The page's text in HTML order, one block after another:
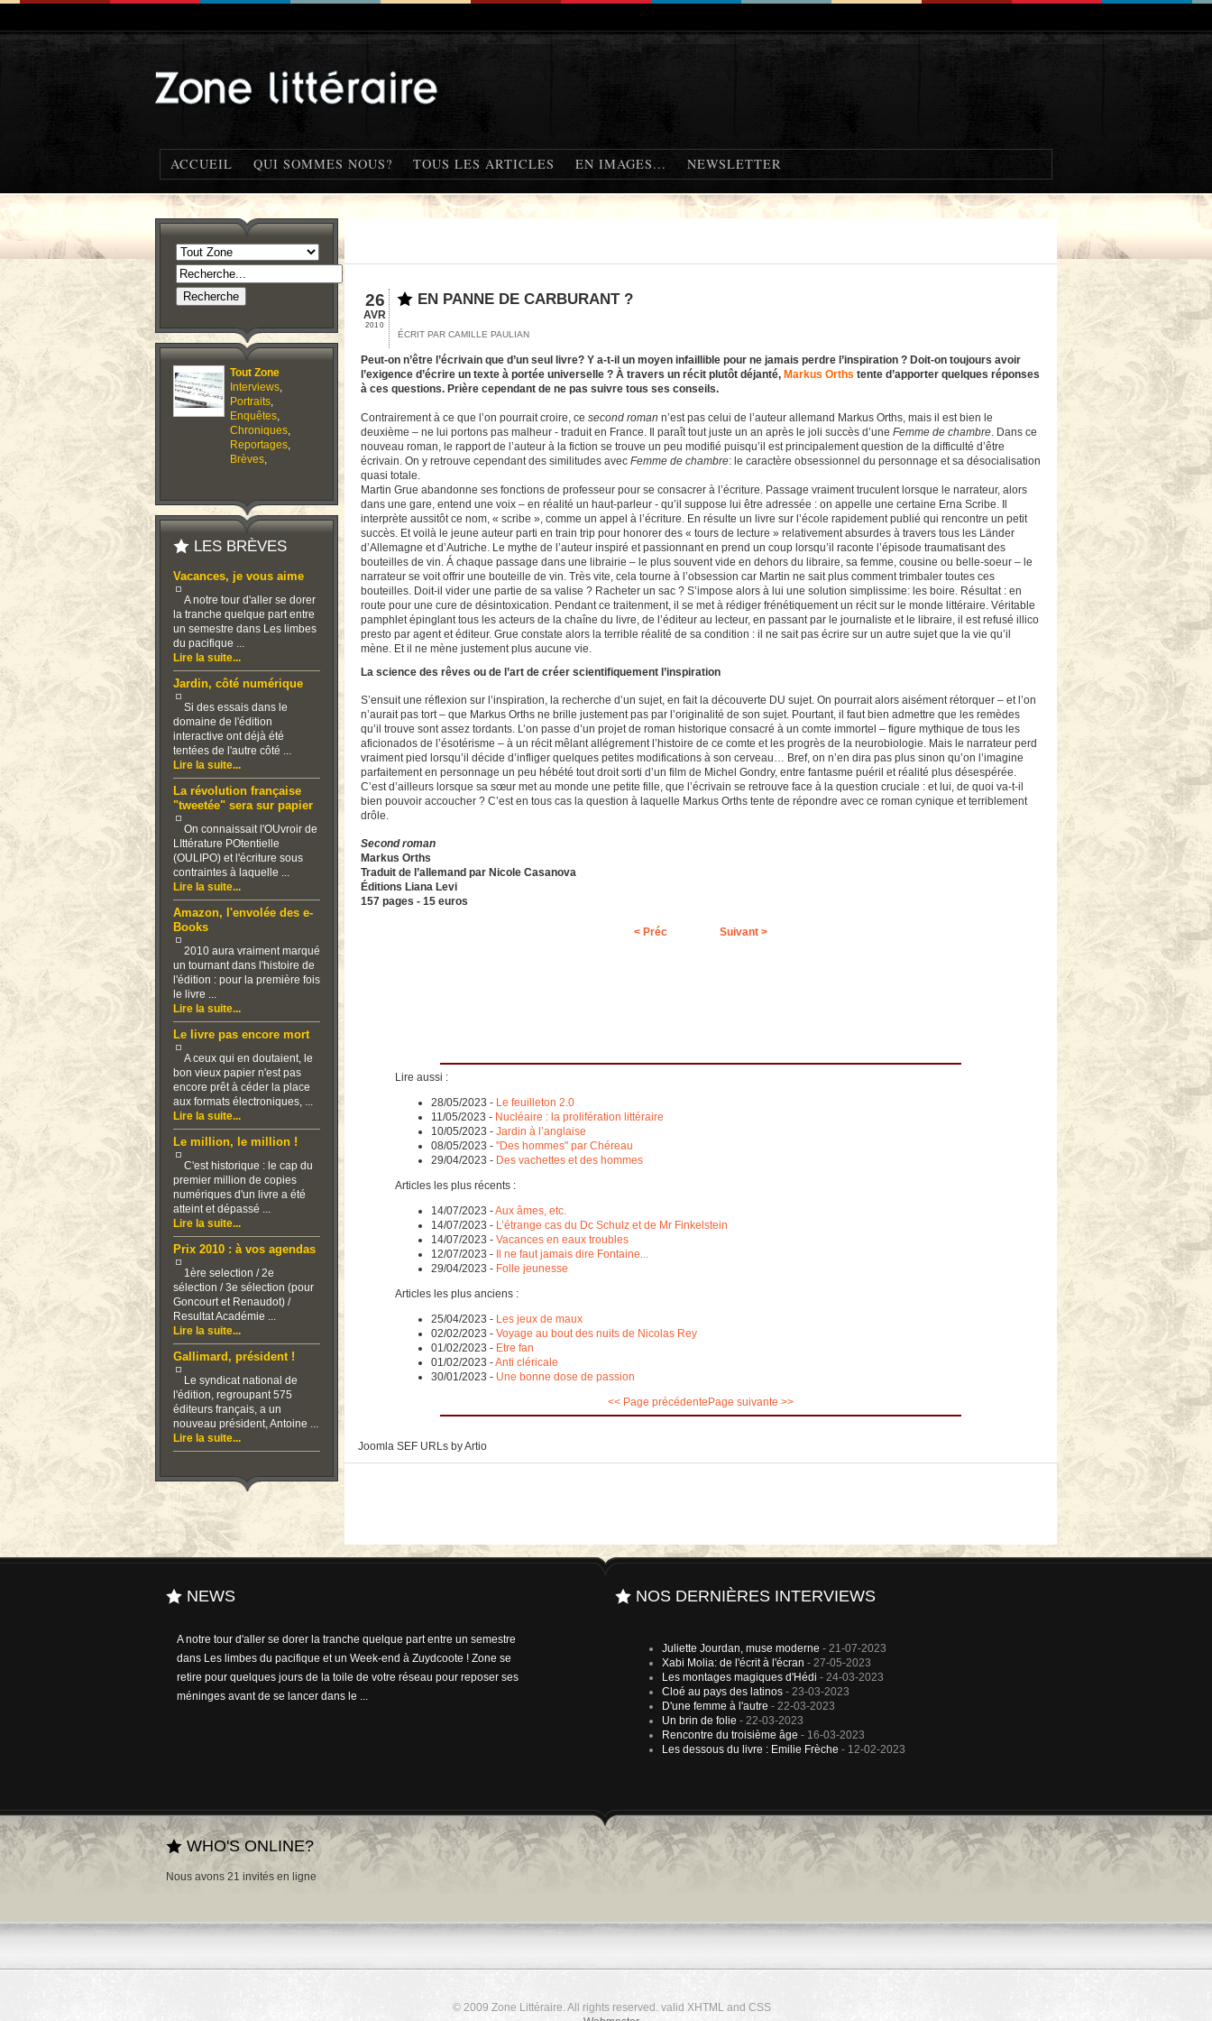
ACCUEIL QUI SOMMES NOUS? TOUS LES ARTICLES EN IMAGES... NEWSLETTER
Tout Zone
Interviews,
Portraits,
Enquêtes,
Chroniques,
Reportages,
Brèves,
LES BRÈVES
Vacances, je vous aime
A notre tour d'aller se dorer
la tranche quelque part entre
un semestre dans Les limbes
du pacifique ...
Lire la suite...
Jardin, côté numérique
Si des essais dans le
domaine de l'édition
interactive ont déjà été
tentées de l'autre côté ...
Lire la suite...
La révolution française
"tweetée" sera sur papier
On connaissait l'OUvroir de
LIttérature POtentielle
(OULIPO) et l'écriture sous
contraintes à laquelle ...
Lire la suite...
Amazon, l'envolée des e-
Books
2010 aura vraiment marqué
un tournant dans l'histoire de
l'édition : pour la première fois
le livre ...
Lire la suite...
Le livre pas encore mort
A ceux qui en doutaient, le
bon vieux papier n'est pas
encore prêt à céder la place
aux formats électroniques, ...
Lire la suite...
Le million, le million !
C'est historique : le cap du
premier million de copies
numériques d'un livre a été
atteint et dépassé ...
Lire la suite...
Prix 2010 : à vos agendas
1ère selection / 2e
sélection / 3e sélection (pour
Goncourt et Renaudot) /
Resultat Académie ...
Lire la suite...
Gallimard, président !
Le syndicat national de
l'édition, regroupant 575
éditeurs français, a un
nouveau président, Antoine ...
Lire la suite...
26
AVR
2010
EN PANNE DE CARBURANT ?
ÉCRIT PAR CAMILLE PAULIAN
Peut-on n’être l’écrivain que d’un seul livre? Y a-t-il un moyen infaillible pour ne jamais perdre l’inspiration ? Doit-on toujours avoir
l’exigence d’écrire un texte à portée universelle ? À travers un récit plutôt déjanté, Markus Orths tente d’apporter quelques réponses
à ces questions. Prière cependant de ne pas suivre tous ses conseils.
Contrairement à ce que l’on pourrait croire, ce second roman n’est pas celui de l’auteur allemand Markus Orths, mais il est bien le
deuxième – ne lui portons pas malheur - traduit en France. Il paraît tout juste un an après le joli succès d’une Femme de chambre. Dans ce
nouveau roman, le rapport de l’auteur à la fiction se trouve un peu modifié puisqu’il est principalement question de la difficulté d’être
écrivain. On y retrouve cependant des similitudes avec Femme de chambre: le caractère obsessionnel du personnage et sa désocialisation
quasi totale.
Martin Grue abandonne ses fonctions de professeur pour se consacrer à l’écriture. Passage vraiment truculent lorsque le narrateur, alors
dans une gare, entend une voix – en réalité un haut-parleur - qu’il suppose lui être adressée : on appelle une certaine Erna Scribe. Il
interprète aussitôt ce nom, « scribe », comme un appel à l’écriture. En résulte un livre sur l’école rapidement publié qui rencontre un petit
succès. Et voilà le jeune auteur parti en train trip pour honorer des « tours de lecture » relativement absurdes à travers tous les Länder
d’Allemagne et d’Autriche. Le mythe de l’auteur inspiré et passionnant en prend un coup lorsqu’il raconte l’épisode traumatisant des
bouteilles de vin. Á chaque passage dans une librairie – le plus souvent vide en dehors du libraire, sa femme, cousine ou belle-soeur – le
narrateur se voit offrir une bouteille de vin. Très vite, cela tourne à l’obsession car Martin ne sait plus comment trimbaler toutes ces
bouteilles. Doit-il vider une partie de sa valise ? Racheter un sac ? S’impose alors à lui une solution simplissime: les boire. Résultat : en
route pour une cure de désintoxication. Pendant ce traitenment, il se met à rédiger frénétiquement un récit sur le monde littéraire. Véritable
pamphlet épinglant tous les acteurs de la chaîne du livre, de l’éditeur au lecteur, en passant par le journaliste et le libraire, il est refusé illico
presto par agent et éditeur. Grue constate alors la terrible réalité de sa condition : il ne sait pas écrire sur un autre sujet que la vie qu’il
mène. Et il ne mène justement plus aucune vie.
La science des rêves ou de l’art de créer scientifiquement l’inspiration
S’ensuit une réflexion sur l’inspiration, la recherche d’un sujet, en fait la découverte DU sujet. On pourrait alors aisément rétorquer – et l’on
n’aurait pas tort – que Markus Orths ne brille justement pas par l’originalité de son sujet. Pourtant, il faut bien admettre que les remèdes
qu’il trouve sont assez tordants. L’on passe d’un projet de roman historique consacré à un comte immortel – figure mythique de tous les
aficionados de l’ésotérisme – à un récit mêlant allégrement l’histoire de ce comte et les progrès de la neurobiologie. Mais le narrateur perd
vraiment pied lorsqu’il décide d’infliger quelques petites modifications à son cerveau… Bref, on n’en dira pas plus sinon qu’on l’imagine
parfaitement en personnage un peu hébété tout droit sorti d’un film de Michel Gondry, entre fantasme puéril et réalité plus désespérée.
C’est d’ailleurs lorsque sa sœur met au monde une petite fille, que l’écrivain se retrouve face à la question cruciale : et lui, de quoi va-t-il
bien pouvoir accoucher ? C’est en tous cas la question à laquelle Markus Orths tente de répondre avec ce roman cynique et terriblement
drôle.
Second roman
Markus Orths
Traduit de l’allemand par Nicole Casanova
Éditions Liana Levi
157 pages - 15 euros
< Préc Suivant >
Lire aussi :
28/05/2023 - Le feuilleton 2.0
11/05/2023 - Nucléaire : la prolifération littéraire
10/05/2023 - Jardin à l’anglaise
08/05/2023 - "Des hommes" par Chéreau
29/04/2023 - Des vachettes et des hommes
Articles les plus récents :
14/07/2023 -Aux âmes, etc.
14/07/2023 - L’étrange cas du Dc Schulz et de Mr Finkelstein
14/07/2023 - Vacances en eaux troubles
12/07/2023 -
Il ne faut jamais dire Fontaine...
29/04/2023 - Folle jeunesse
Articles les plus anciens :
25/04/2023 - Les jeux de maux
02/02/2023 - Voyage au bout des nuits de Nicolas Rey
01/02/2023 - Etre fan
01/02/2023 -Anti cléricale
30/01/2023 - Une bonne dose de passion
<< Page précédente Page suivante >>
Joomla SEF URLs by Artio
NEWS
A notre tour d'aller se dorer la tranche quelque part entre un semestre
dans Les limbes du pacifique et un Week-end à Zuydcoote ! Zone se
retire pour quelques jours de la toile de votre réseau pour reposer ses
méninges avant de se lancer dans le ...
NOS DERNIÈRES INTERVIEWS
Juliette Jourdan, muse moderne - 21-07-2023
Xabi Molia: de l'écrit à l'écran - 27-05-2023
Les montages magiques d'Hédi - 24-03-2023
Cloé au pays des latinos - 23-03-2023
D'une femme à l'autre - 22-03-2023
Un brin de folie - 22-03-2023
Rencontre du troisième âge - 16-03-2023
Les dessous du livre : Emilie Frèche - 12-02-2023
WHO'S ONLINE?
Nous avons 21 invités en ligne
© 2009 Zone Littéraire. All rights reserved. valid XHTML and CSS